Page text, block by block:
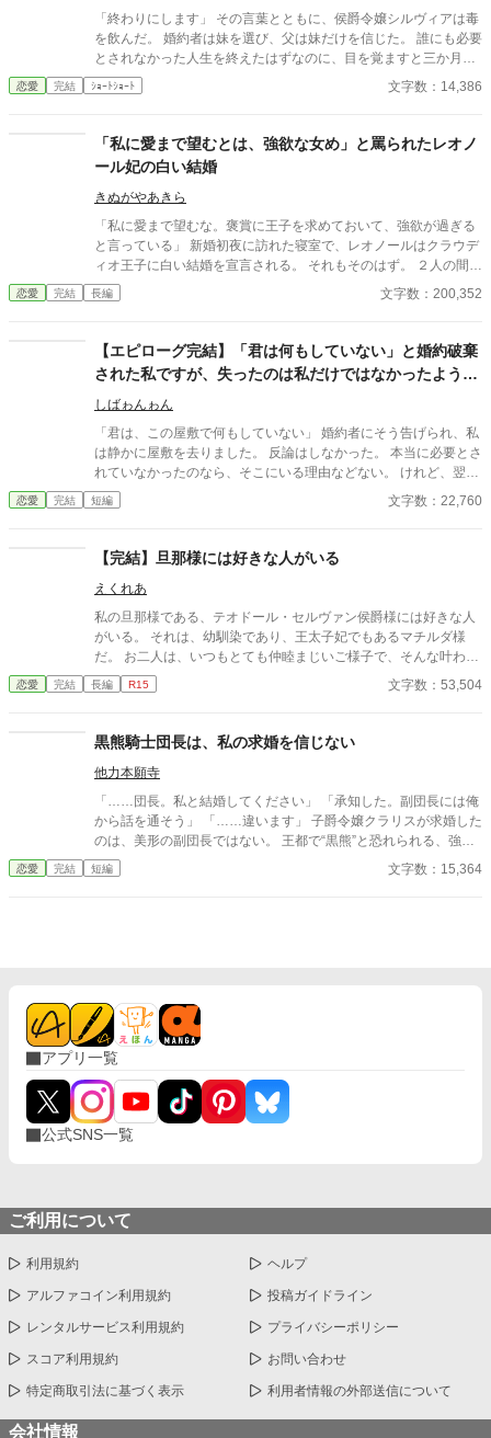
「終わりにします」 その言葉とともに、侯爵令嬢シルヴィアは毒
を飲んだ。 婚約者は妹を選び、父は妹だけを信じた。 誰にも必要
とされなかった人生を終えたはずなのに、目を覚ますと三か月前
へと時間は巻き戻っていた。 もう、誰かに愛されるためだけに生
きるのはやめよう。 そう決めた彼女は、静かに運命を書き換えて
めの物語。
恋愛 完結 ｼｮｰﾄｼｮｰﾄ 文字数：14,386
「私に愛まで望むとは、強欲な女め」と罵られたレオノ
ール妃の白い結婚
きぬがやあきら
「私に愛まで望むな。褒賞に王子を求めておいて、強欲が過ぎる
と言っている」 新婚初夜に訪れた寝室で、レオノールはクラウデ
ィオ王子に白い結婚を宣言される。 それもそのはず。 ２人の間に
愛はないーーどころか、この結婚はレオノールが魔王討伐の褒美
にと国王に要求したものだった。 でも、王子を望んだレオノール
しいと願った気持ちは本物だ。 だからいくら冷遇されようが、嫌
がらせを受けようが心は揺るがない。 どこまでも逞しく、軽薄そ
うでいて賢い。どこか憎めない魅力を持ったレオノールに、やが
てクラウディオの心は……。 すれ違い、拗れる２人に愛は生まれ
るのか？ 焦ったい恋と陰謀＋バトルのラブファンタジー。
恋愛 完結 長編 文字数：200,352
【エピローグ完結】「君は何もしていない」と婚約破棄
された私ですが、失ったのは私だけではなかったようで
す
しばゎんゎん
「君は、この屋敷で何もしていない」 婚約者にそう告げられ、私
は静かに屋敷を去りました。 反論はしなかった。 本当に必要とさ
れていなかったのなら、そこにいる理由などない。 けれど、翌日
から屋敷は変わり始める。 もちろん、悪い意味で。 執事が辞め、
料理長が辞め、長年付き合いのあった商会は取引を打ち切り、貴
なかった。 本質を見ずに婚約破棄をした人が、信頼そのものを失
恋愛 完結 短編 文字数：22,760
【完結】旦那様には好きな人がいる
えくれあ
私の旦那様である、テオドール・セルヴァン侯爵様には好きな人
がいる。 それは、幼馴染であり、王太子妃でもあるマチルダ様
だ。 お二人は、いつもとても仲睦まじいご様子で、そんな叶わぬ
お二人の恋をそっと見守るのが私の日常だった。 そんなある日、
夜会にめったに顔を出さない王太子殿下に、ダンスに誘われて。
恋愛 完結 長編 R15 文字数：53,504
黒熊騎士団長は、私の求婚を信じない
他力本願寺
「……団長。私と結婚してください」 「承知した。副団長には俺
から話を通そう」 「……違います」 子爵令嬢クラリスが求婚した
のは、美形の副団長ではない。 王都で“黒熊”と恐れられる、強面
の騎士団長ダリウス本人だった。 見上げなければ目も合わないほ
どの巨漢で、顔には大きな傷。けれど彼は、負傷者を誰より先に
と伝え続けるクラリス。 やがてダリウスは彼女の気持ちを信じ
る。 ――それでも、求婚を断った。 「あなたは私のためと言いな
がら、私が誰を選ぶべきか勝手に決めています」 愛されることだ
けは怖い強面騎士団長と、自分の幸せは自分で選びたい令嬢。 大
きすぎる外套も、傷のある顔も、震える巨大な手も全部好き。 小
柄な令嬢が“黒熊”の臆病な恋心を正面から攻略する、体格差逆求
婚ラブコメ。
恋愛 完結 短編 文字数：15,364
アプリ一覧
公式SNS一覧
ご利用について
利用規約 ヘルプ
アルファコイン利用規約 投稿ガイドライン
レンタルサービス利用規約 プライバシーポリシー
スコア利用規約 お問い合わせ
特定商取引法に基づく表示 利用者情報の外部送信について
会社情報